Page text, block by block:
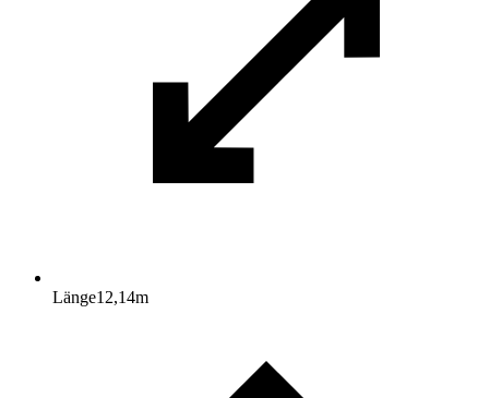
Länge12,14m